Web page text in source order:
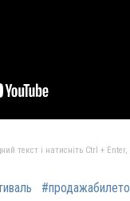
текст і натисніть Ctrl +